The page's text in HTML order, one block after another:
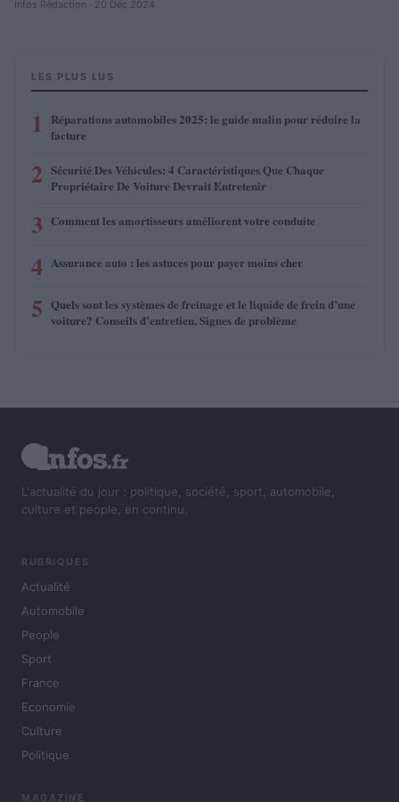
Infos Rédaction · 20 Déc 2024
LES PLUS LUS
1
Réparations automobiles 2025: le guide malin pour réduire la
facture
2 Sécurité Des Véhicules: 4 Caractéristiques Que Chaque
Propriétaire De Voiture Devrait Entretenir
3 Comment les amortisseurs améliorent votre conduite
4 Assurance auto : les astuces pour payer moins cher
5 Quels sont les systèmes de freinage et le liquide de frein d’une
voiture? Conseils d’entretien, Signes de problème
L'actualité du jour : politique, société, sport, automobile,
culture et people, en continu.
RUBRIQUES
Actualité
Automobile
People
Sport
France
Economie
Culture
Politique
MAGAZINE